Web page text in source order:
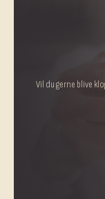
Vil du gerne blive